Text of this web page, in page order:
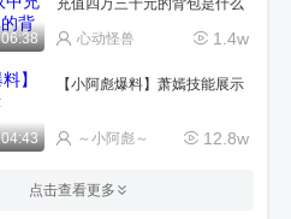
06:38
充值四万三千元的背包是什么
1.4w
心动怪兽
04:43
【小阿彪爆料】萧嫣技能展示
12.8w
～小阿彪～
这就是无奈
点击查看更多